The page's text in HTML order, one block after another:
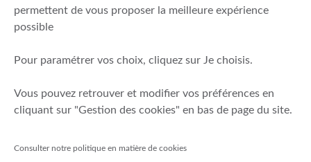
Politique de durabilité
Fonds de garantie des dépôts et de résolution
Mentions légales
Prévention de la fraude
permettent de vous proposer la meilleure expérience
possible
Pour paramétrer vos choix, cliquez sur Je choisis.
Vous pouvez retrouver et modifier vos préférences en
cliquant sur "Gestion des cookies" en bas de page du site.
Consulter notre politique en matière de cookies